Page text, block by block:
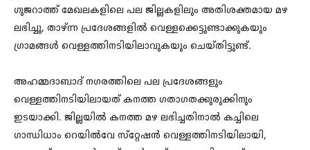
ഗുജറാത്ത് മേഖലകളിലെ പല ജില്ലകളിലും അതിശക്തമായ മഴ
ലഭിച്ചു, താഴ്ന്ന പ്രദേശങ്ങളിൽ വെള്ളക്കെട്ടുണ്ടാക്കുകയും
ഗ്രാമങ്ങൾ വെള്ളത്തിനടിയിലാവുകയും ചെയ്‌തിട്ടുണ്ട്‌.
അഹമ്മദാബാദ് നഗരത്തിലെ പല പ്രദേശങ്ങളും
വെള്ളത്തിനടിയിലായത് കനത്ത ഗതാഗതക്കുരുക്കിനും
ഇടയാക്കി. ജില്ലയിൽ കനത്ത മഴ ലഭിച്ചതിനാൽ കച്ചിലെ
ഗാന്ധിധാം റെയിൽവേ സ്‌റ്റേഷൻ വെള്ളത്തിനടിയിലായി,